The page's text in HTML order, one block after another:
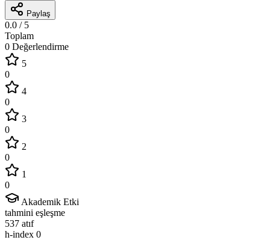
Paylaş
0.0 / 5
Toplam
0 Değerlendirme
5
0
4
0
3
0
2
0
1
0
Akademik Etki
tahmini eşleşme
537 atıf
h-index 0